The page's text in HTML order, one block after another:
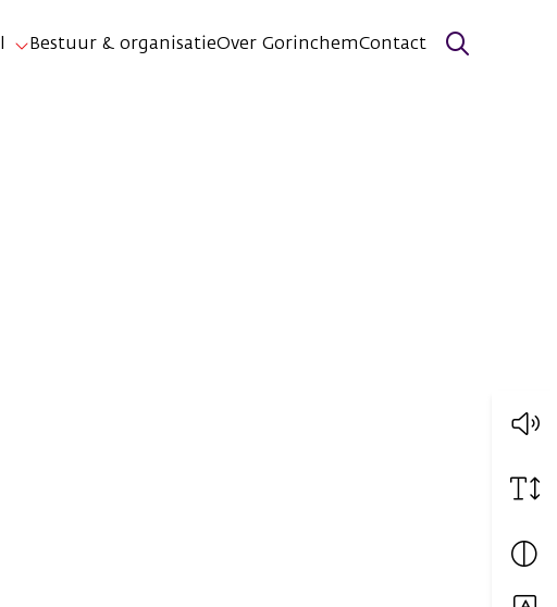
Bestuur & organisatieOver GorinchemContact Zoeken